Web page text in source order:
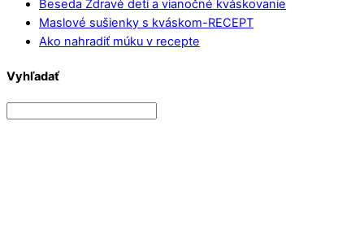
Beseda Zdravé deti a vianočné kváskovanie
Maslové sušienky s kváskom-RECEPT
Ako nahradiť múku v recepte
Vyhľadať